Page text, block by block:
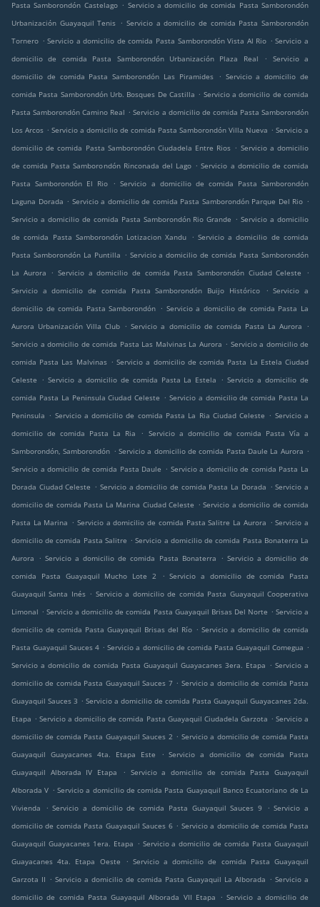
Pasta Samborondón Castelago . Servicio a domicilio de comida Pasta Samborondón
Urbanización Guayaquil Tenis . Servicio a domicilio de comida Pasta Samborondón
Tornero . Servicio a domicilio de comida Pasta Samborondón Vista Al Rio . Servicio a
domicilio de comida Pasta Samborondón Urbanización Plaza Real
.
Servicio a
domicilio de comida Pasta Samborondón Las Piramides
. Servicio a domicilio de
comida Pasta Samborondón Urb. Bosques De Castilla . Servicio a domicilio de comida
Pasta Samborondón Camino Real . Servicio a domicilio de comida Pasta Samborondón
Los Arcos . Servicio a domicilio de comida Pasta Samborondón Villa Nueva . Servicio a
domicilio de comida Pasta Samborondón Ciudadela Entre Rios . Servicio a domicilio
de comida Pasta Samborondón Rinconada del Lago . Servicio a domicilio de comida
Pasta Samborondón El Rio
. Servicio a domicilio de comida Pasta Samborondón
Laguna Dorada . Servicio a domicilio de comida Pasta Samborondón Parque Del Rio .
Servicio a domicilio de comida Pasta Samborondón Rio Grande . Servicio a domicilio
de comida Pasta Samborondón Lotizacion Xandu
. Servicio a domicilio de comida
Pasta Samborondón La Puntilla . Servicio a domicilio de comida Pasta Samborondón
La Aurora
. Servicio a domicilio de comida Pasta Samborondón Ciudad Celeste
.
Servicio a domicilio de comida Pasta Samborondón Buijo Histórico
. Servicio a
domicilio de comida Pasta Samborondón . Servicio a domicilio de comida Pasta La
Aurora Urbanización Villa Club . Servicio a domicilio de comida Pasta La Aurora
.
Servicio a domicilio de comida Pasta Las Malvinas La Aurora . Servicio a domicilio de
comida Pasta Las Malvinas . Servicio a domicilio de comida Pasta La Estela Ciudad
Celeste
. Servicio a domicilio de comida Pasta La Estela . Servicio a domicilio de
comida Pasta La Peninsula Ciudad Celeste . Servicio a domicilio de comida Pasta La
Peninsula . Servicio a domicilio de comida Pasta La Ria Ciudad Celeste . Servicio a
domicilio de comida Pasta La Ria
. Servicio a domicilio de comida Pasta Vía a
Samborondón, Samborondón . Servicio a domicilio de comida Pasta Daule La Aurora .
Servicio a domicilio de comida Pasta Daule . Servicio a domicilio de comida Pasta La
Dorada Ciudad Celeste . Servicio a domicilio de comida Pasta La Dorada . Servicio a
domicilio de comida Pasta La Marina Ciudad Celeste . Servicio a domicilio de comida
Pasta La Marina . Servicio a domicilio de comida Pasta Salitre La Aurora . Servicio a
domicilio de comida Pasta Salitre . Servicio a domicilio de comida Pasta Bonaterra La
Aurora
. Servicio a domicilio de comida Pasta Bonaterra . Servicio a domicilio de
comida Pasta Guayaquil Mucho Lote 2
. Servicio a domicilio de comida Pasta
Guayaquil Santa Inés . Servicio a domicilio de comida Pasta Guayaquil Cooperativa
Limonal . Servicio a domicilio de comida Pasta Guayaquil Brisas Del Norte . Servicio a
domicilio de comida Pasta Guayaquil Brisas del Río . Servicio a domicilio de comida
Pasta Guayaquil Sauces 4 . Servicio a domicilio de comida Pasta Guayaquil Comegua .
Servicio a domicilio de comida Pasta Guayaquil Guayacanes 3era. Etapa . Servicio a
domicilio de comida Pasta Guayaquil Sauces 7 . Servicio a domicilio de comida Pasta
Guayaquil Sauces 3 . Servicio a domicilio de comida Pasta Guayaquil Guayacanes 2da.
Etapa . Servicio a domicilio de comida Pasta Guayaquil Ciudadela Garzota . Servicio a
domicilio de comida Pasta Guayaquil Sauces 2 . Servicio a domicilio de comida Pasta
Guayaquil Guayacanes 4ta. Etapa Este
. Servicio a domicilio de comida Pasta
Guayaquil Alborada IV Etapa
. Servicio a domicilio de comida Pasta Guayaquil
Alborada V . Servicio a domicilio de comida Pasta Guayaquil Banco Ecuatoriano de La
Vivienda
. Servicio a domicilio de comida Pasta Guayaquil Sauces 9 . Servicio a
domicilio de comida Pasta Guayaquil Sauces 6 . Servicio a domicilio de comida Pasta
Guayaquil Guayacanes 1era. Etapa . Servicio a domicilio de comida Pasta Guayaquil
Guayacanes 4ta. Etapa Oeste
. Servicio a domicilio de comida Pasta Guayaquil
Garzota II . Servicio a domicilio de comida Pasta Guayaquil La Alborada . Servicio a
domicilio de comida Pasta Guayaquil Alborada VII Etapa
. Servicio a domicilio de